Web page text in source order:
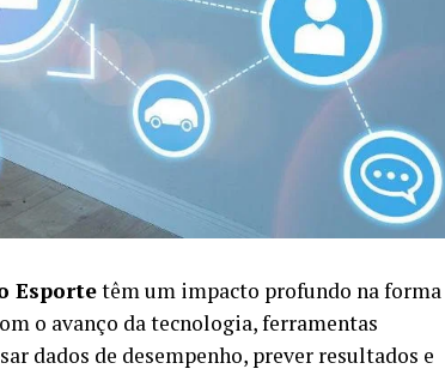
Esportetêm um impacto profundo na forma
o avanço da tecnologia, ferramentas
dados de desempenho, prever resultados e